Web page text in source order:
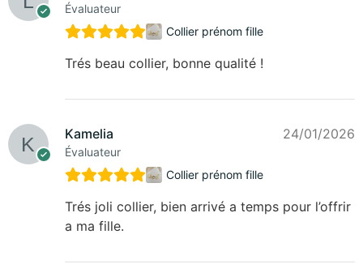
Évaluateur
Collier prénom fille
Trés beau collier, bonne qualité !
Kamelia
Évaluateur
24/01/2026
Collier prénom fille
Trés joli collier, bien arrivé a temps pour l’offrir
a ma fille.